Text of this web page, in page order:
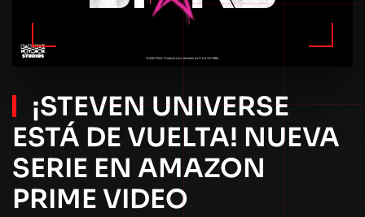
¡STEVEN UNIVERSE
ESTÁ DE VUELTA! NUEVA
SERIE EN AMAZON
PRIME VIDEO